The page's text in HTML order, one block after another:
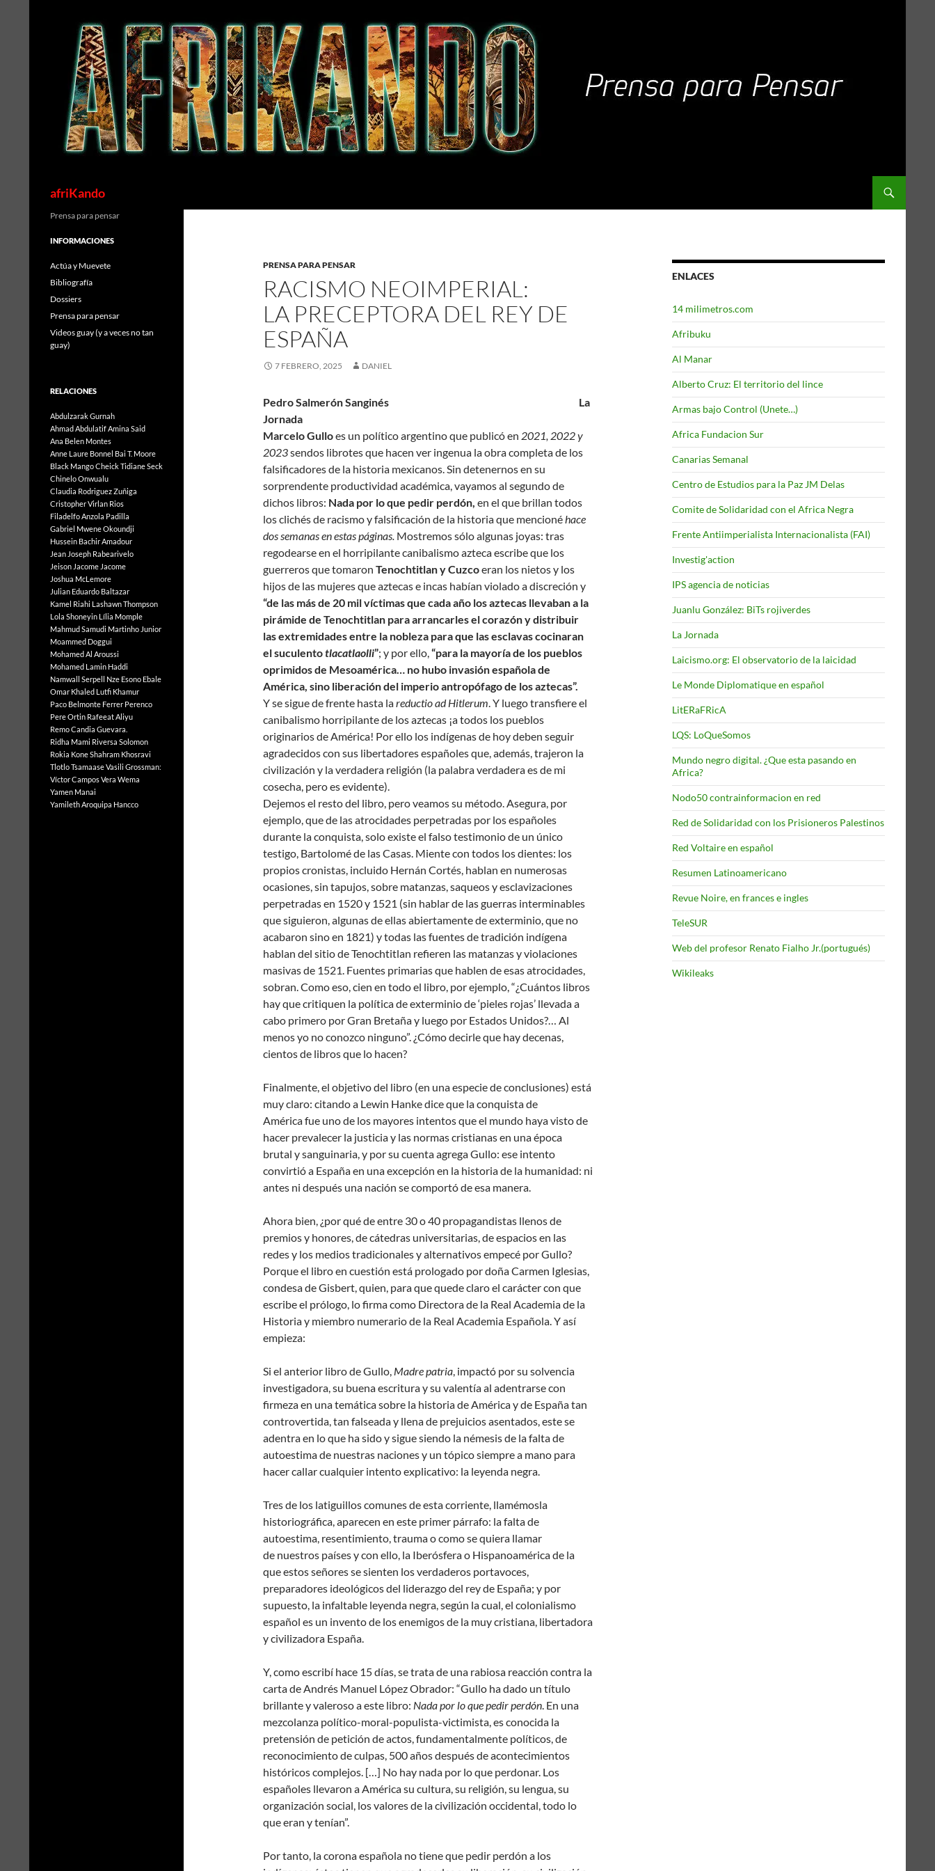
afriKando
PRENSA PARA PENSAR
RACISMO NEOIMPERIAL:
LA PRECEPTORA DEL REY DE
ESPAÑA
7 FEBRERO, 2025 DANIEL
Pedro Salmerón Sanginés La
Jornada
Marcelo Gulloes un político argentino que publicó en 2021, 2022 y
2023sendos librotes que hacen ver ingenua la obra completa de los
falsificadores de la historia mexicanos. Sin detenernos en su
sorprendente productividad académica, vayamos al segundo de
dichos libros: Nada por lo que pedir perdón, en el que brillan todos
los clichés de racismo y falsificación de la historia que mencionéhace
dos semanas en estas páginas. Mostremos sólo algunas joyas: tras
regodearse en el horripilante canibalismoaztecaescribe que los
guerreros que tomaron Tenochtitlan y Cuzcoeran los nietos y los
hijos de las mujeres que aztecas e incas habían violado a discreción y
“de las más de 20 mil víctimas que cada año los aztecas llevaban a la
pirámide de Tenochtitlan para arrancarles el corazón y distribuir
las extremidades entre la nobleza para que las esclavas cocinaran
el suculentotlacatlaolli”; y por ello,“para la mayoría de los pueblos
oprimidos de Mesoamérica… no hubo invasión española de
América, sino liberación del imperio antropófago de los aztecas”.
Y se sigue de frente hasta lareductio ad Hitlerum. Y luego transfiere el
canibalismo horripilante de losaztecas ¡a todos los pueblos
originarios de América! Por ello los indígenas de hoy deben seguir
agradecidos con sus libertadores españoles que, además, trajeron la
civilización y la verdadera religión (la palabra verdadera es de mi
cosecha, pero es evidente).
Dejemos el resto del libro, pero veamos su método. Asegura, por
ejemplo, que de las atrocidades perpetradas por los españoles
durante laconquista, solo existeel falso testimonio de un único
testigo, Bartolomé de las Casas. Miente con todos los dientes: los
propios cronistas, incluido Hernán Cortés, hablan en numerosas
ocasiones, sin tapujos, sobre matanzas, saqueos y esclavizaciones
perpetradas en 1520 y 1521 (sin hablar de las guerras interminables
que siguieron, algunas de ellas abiertamente de exterminio, que no
acabaron sino en 1821) y todas las fuentes de tradición indígena
hablan del sitio de Tenochtitlan refieren las matanzas y violaciones
masivas de 1521. Fuentes primarias que hablen de esas atrocidades,
sobran. Como eso, cien en todo el libro, por ejemplo, “¿Cuántos libros
hay que critiquen la política de exterminio de ‘pieles rojas’ llevada a
cabo primero por Gran Bretaña y luego por Estados Unidos?… Al
menos yo no conozco ninguno”. ¿Cómo decirle que hay decenas,
cientos de libros que lo hacen?
Finalmente, el objetivo del libro (en una especie de conclusiones) está
muy claro: citando a Lewin Hanke dice que la conquista de
Américafue uno de los mayores intentos que el mundo haya visto de
hacer prevalecer la justicia y las normas cristianas en una época
brutal y sanguinaria, y por su cuenta agrega Gullo: ese intento
convirtió a España en una excepción en la historia de la humanidad: ni
antes ni después una nación se comportó de esa manera.
Ahora bien, ¿por qué de entre 30 o 40 propagandistas llenos de
premios y honores, de cátedras universitarias, de espacios en las
redes y los medios tradicionales y alternativos empecé por Gullo?
Porque el libro en cuestión está prologado por doña Carmen Iglesias,
condesa de Gisbert, quien, para que quede claro el carácter con que
escribe el prólogo, lo firma como Directora de la Real Academia de la
Historia y miembro numerario de la Real Academia Española. Y así
empieza:
Si el anterior librode Gullo, Madre patria, impactó por su solvencia
investigadora, su buena escritura y su valentía al adentrarse con
firmeza en una temática sobre la historia de América y de España tan
controvertida, tan falseada y llena de prejuicios asentados, estese
adentra en lo que ha sido y sigue siendo la némesis de la falta de
autoestima de nuestras naciones y un tópico siempre a mano para
hacer callar cualquier intento explicativo: la leyenda negra.
Tres de los latiguillos comunes de esta corriente, llamémosla
historiográfica, aparecen en este primer párrafo: lafalta de
autoestima, resentimiento, trauma o como se quiera llamar
de nuestros paísesy con ello, la Iberósferao Hispanoaméricade la
que estos señores se sienten los verdaderos portavoces,
preparadores ideológicos del liderazgo del rey de España; y por
supuesto, la infaltable leyenda negra, según la cual, el colonialismo
español es un invento de los enemigos de la muy cristiana, libertadora
y civilizadora España.
Y, como escribí hace 15 días, se trata de una rabiosa reacción contra la
carta de Andrés Manuel López Obrador: “Gullo ha dado un título
brillante y valeroso a este libro: Nada por lo que pedir perdón. En una
mezcolanza político-moral-populista-victimista, es conocida la
pretensión de petición de actos, fundamentalmente políticos, de
reconocimiento de culpas, 500 años después de acontecimientos
históricos complejos. […] No hay nada por lo que perdonar. Los
españoles llevaron a América su cultura, su religión, su lengua, su
organización social, los valores de la civilización occidental, todo lo
que eran y tenían”.
Por tanto, la corona española no tiene que pedir perdón a los
ENLACES
14 milimetros.com
Afribuku
Al Manar
Alberto Cruz: El territorio del lince
Armas bajo Control (Unete…)
Africa Fundacion Sur
Canarias Semanal
Centro de Estudios para la Paz JM Delas
Comite de Solidaridad con el Africa Negra
Frente Antiimperialista Internacionalista (FAI)
Investig'action
IPS agencia de noticias
Juanlu González: BiTs rojiverdes
La Jornada
Laicismo.org: El observatorio de la laicidad
Le Monde Diplomatique en español
LitERaFRicA
LQS: LoQueSomos
Mundo negro digital. ¿Que esta pasando en
Africa?
Nodo50 contrainformacion en red
Red de Solidaridad con los Prisioneros Palestinos
Red Voltaire en español
Resumen Latinoamericano
Revue Noire, en frances e ingles
TeleSUR
Web del profesor Renato Fialho Jr.(portugués)
Wikileaks
Prensa para pensar
INFORMACIONES
Actúa y Muevete
Bibliografía
Dossiers
Prensa para pensar
Videos guay (y a veces no tan
guay)
RELACIONES
Abdulzarak Gurnah
Ahmad AbdulatifAmina Said
Ana Belen Montes
Anne Laure Bonnel Bai T. Moore
Black MangoCheick Tidiane Seck
Chinelo Onwualu
Claudia Rodriguez Zuñiga
Cristopher Virlan Rios
Filadelfo Anzola Padilla
Gabriel Mwene Okoundji
Hussein Bachir Amadour
Jean Joseph Rabearivelo
Jeison Jacome Jacome
Joshua McLemore
Julian Eduardo Baltazar
Kamel Riahi Lashawn Thompson
Lola Shoneyin Lília Momple
Mahmud Samudi Martinho Junior
Moammed Doggui
Mohamed Al Aroussi
Mohamed Lamin Haddi
Namwall Serpell Nze Esono Ebale
Omar Khaled Lutfi Khamur
Paco Belmonte Ferrer Perenco
Pere Ortin Rafeeat Aliyu
Remo Candia Guevara.
Ridha Mami Riversa Solomon
Rokia KoneShahram Khosravi
Tlotlo TsamaaseVasili Grossman:
Víctor Campos Vera Wema
Yamen Manai
Yamileth Aroquipa Hancco